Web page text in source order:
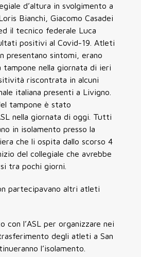
d’altura in svolgimento a
Bianchi, Giacomo Casadei
il tecnico federale Luca
positivi al Covid-19. Atleti
presentano sintomi, erano
nella giornata di ieri
riscontrata in alcuni
italiana presenti a Livigno.
tampone è stato
nella giornata di oggi. Tutti
in isolamento presso la
che li ospita dallo scorso 4
del collegiale che avrebbe
tra pochi giorni.
partecipavano altri atleti
con l’ASL per organizzare nei
degli atleti a San
l’isolamento.